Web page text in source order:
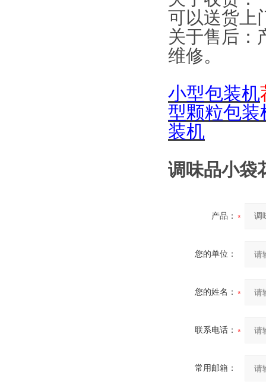
可以送货上
关于售后：
维修。
小型包装机
型颗粒包装
装机
调味品小袋
产品：
您的单位：
您的姓名：
联系电话：
常用邮箱：